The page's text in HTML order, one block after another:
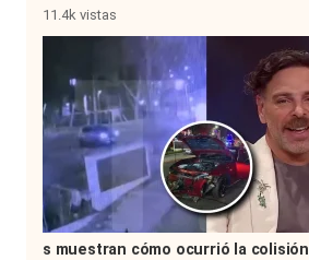
11.4k vistas
s muestran cómo ocurrió la colisión